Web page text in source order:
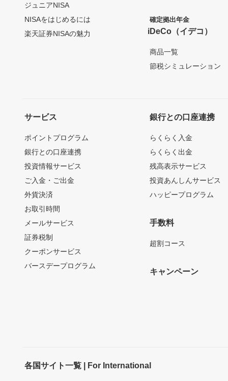
ジュニアNISA
NISAをはじめるには
楽天証券NISAの魅力
確定拠出年金
iDeCo（イデコ）
商品一覧
節税シミュレーション
サービス
ポイントプログラム
銀行との口座連携
投資情報サービス
ご入金・ご出金
外貨決済
お取引時間
メールサービス
証券税制
クーポンサービス
バースデープログラム
銀行との口座連携
らくらく入金
らくらく出金
残高表示サービス
投資あんしんサービス
ハッピープログラム
手数料
超割コース
キャンペーン
各国サイト一覧 | For International